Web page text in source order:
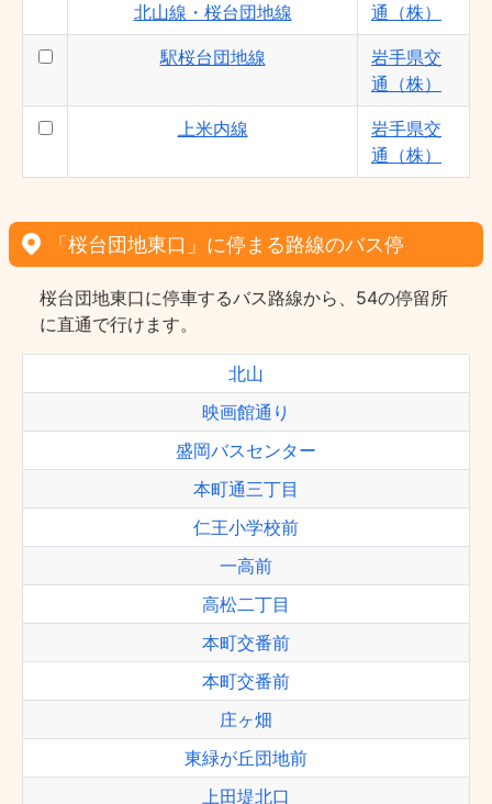
北山線・桜台団地線
通（株）
駅桜台団地線
岩手県交
通（株）
上米内線
岩手県交
通（株）
「桜台団地東口」に停まる路線のバス停
桜台団地東口に停車するバス路線から、54の停留所
に直通で行けます。
北山
映画館通り
盛岡バスセンター
本町通三丁目
仁王小学校前
一高前
高松二丁目
本町交番前
本町交番前
庄ヶ畑
東緑が丘団地前
上田堤北口